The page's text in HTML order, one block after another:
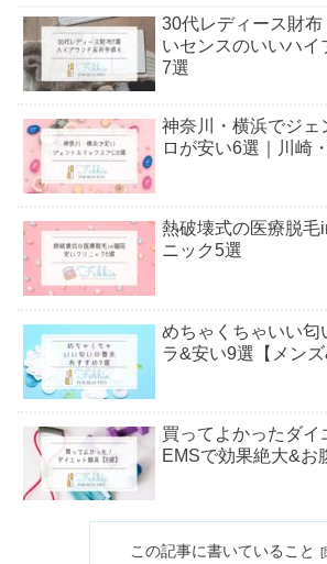
30代レディース財
いセンスのいいハ
7選
神奈川・横浜でジェ
ロが安い6選｜川崎
熱破壊式の医療脱毛
ニック5選
めちゃくちゃいい匂
ラ&安い9選【メンズ
買ってよかったダイ
EMSで効果絶大&お
選｜後悔したバッグ
この記事に書いていること